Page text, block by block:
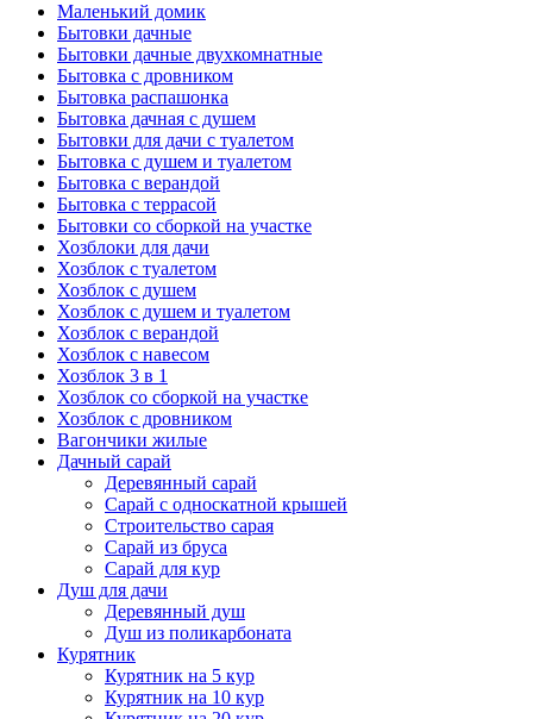
Маленький домик
Бытовки дачные
Бытовки дачные двухкомнатные
Бытовка с дровником
Бытовка распашонка
Бытовка дачная с душем
Бытовки для дачи с туалетом
Бытовка с душем и туалетом
Бытовка с верандой
Бытовка с террасой
Бытовки со сборкой на участке
Хозблоки для дачи
Хозблок с туалетом
Хозблок с душем
Хозблок с душем и туалетом
Хозблок с верандой
Хозблок с навесом
Хозблок 3 в 1
Хозблок со сборкой на участке
Хозблок с дровником
Вагончики жилые
Дачный сарай
Деревянный сарай
Cарай с односкатной крышей
Строительство сарая
Сарай из бруса
Сарай для кур
Душ для дачи
Деревянный душ
Душ из поликарбоната
Курятник
Курятник на 5 кур
Курятник на 10 кур